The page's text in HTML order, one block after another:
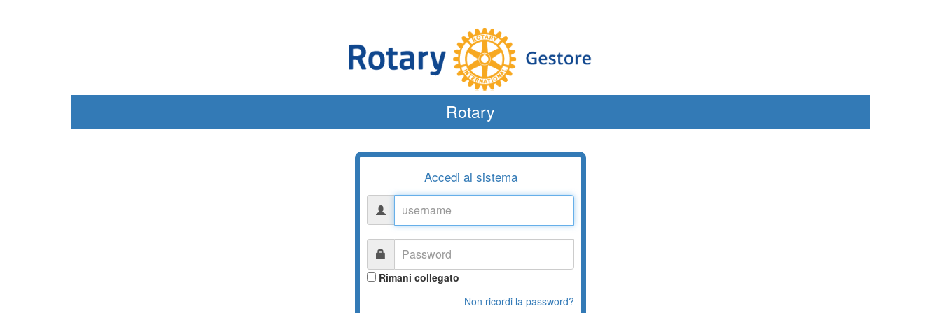
Rotary
Accedi al sistema
Rimani collegato
Non ricordi la password?